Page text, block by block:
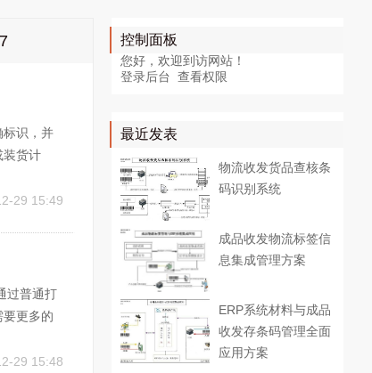
标识，并
装货计
印机与条
29 15:49
过普通打
更多的
以有效提
29 15:48
控制面板
您好，欢迎到访网站！
登录后台 查看权限
最近发表
物流收发货品查核条
码识别系统
成品收发物流标签信
息集成管理方案
ERP系统材料与成品
收发存条码管理全面
应用方案